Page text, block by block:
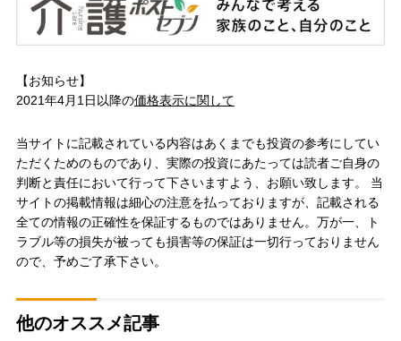
【お知らせ】
2021年4月1日以降の価格表示に関して
当サイトに記載されている内容はあくまでも投資の参考にしてい
ただくためのものであり、実際の投資にあたっては読者ご自身の
判断と責任において行って下さいますよう、お願い致します。 当
サイトの掲載情報は細心の注意を払っておりますが、記載される
全ての情報の正確性を保証するものではありません。万が一、ト
ラブル等の損失が被っても損害等の保証は一切行っておりません
ので、予めご了承下さい。
他のオススメ記事